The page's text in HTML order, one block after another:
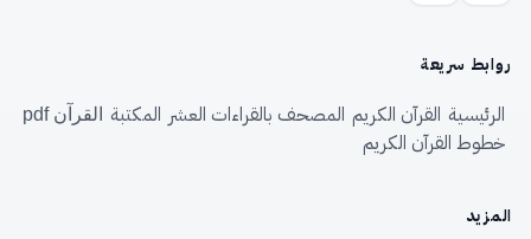
روابط سريعة
الرئيسية القرآن الكريم المصحف بالقراءات العشر المكتبة القرآن pdf
خطوط القرآن الكريم
المزيد